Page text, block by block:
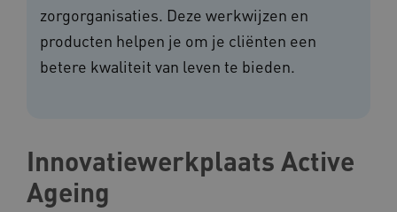
zorgorganisaties. Deze werkwijzen en
producten helpen je om je cliënten een
betere kwaliteit van leven te bieden.
Innovatiewerkplaats Active
Ageing